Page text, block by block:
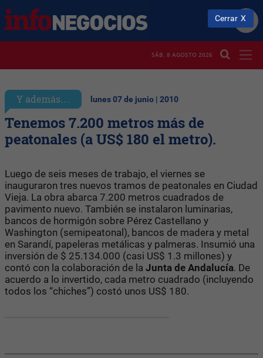
SÁB. 8 AGOSTO 2026
Y además… lunes 07 de junio | 2010
Tenemos 7.200 metros más de
peatonales (a US$ 180 el metro).
Luego de seis meses de trabajo, el viernes se
inauguraron tres nuevos tramos de peatonales en Ciudad
Vieja. La obra abarca 7.200 metros cuadrados de
pavimento nuevo. También se instalaron luminarias,
bancos de hormigón sobre Pérez Castellano y
Washington (semipeatonal), bancos de madera y metal
en Sarandí, papeleras metálicas y palmeras. Insumió una
inversión de $ 25.134.000 (casi US$ 1.3 millones) y
contó con la colaboración de la Junta de Andalucía. De
acuerdo a lo invertido, cada metro cuadrado (incluyendo
todos los “chiches”) costó unos US$ 180.
Cerrar